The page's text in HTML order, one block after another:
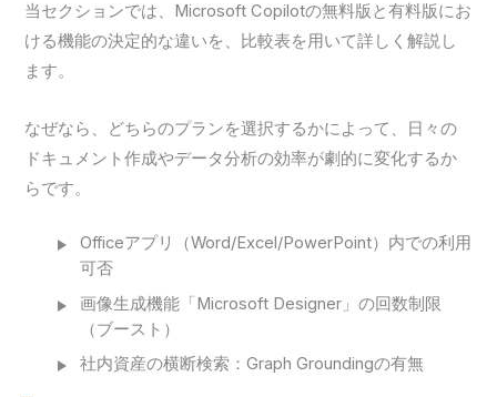
当セクションでは、Microsoft Copilotの無料版と有料版にお
ける機能の決定的な違いを、比較表を用いて詳しく解説し
ます。
なぜなら、どちらのプランを選択するかによって、日々の
ドキュメント作成やデータ分析の効率が劇的に変化するか
らです。
Officeアプリ（Word/Excel/PowerPoint）内での利用
可否
画像生成機能「Microsoft Designer」の回数制限
（ブースト）
社内資産の横断検索：Graph Groundingの有無